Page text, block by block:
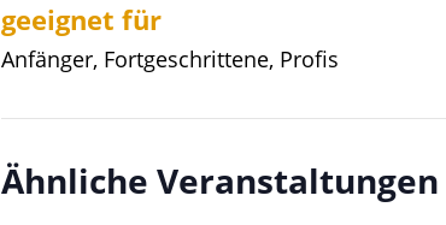
geeignet für
Anfänger, Fortgeschrittene, Profis
Ähnliche Veranstaltungen